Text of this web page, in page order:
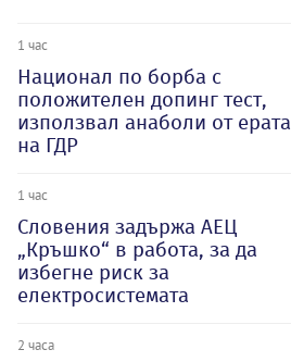
1 час
Национал по борба с
положителен допинг тест,
използвал анаболи от ерата
на ГДР
1 час
Словения задържа АЕЦ
„Кръшко“ в работа, за да
избегне риск за
електросистемата
2 часа